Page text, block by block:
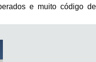
e muito código de